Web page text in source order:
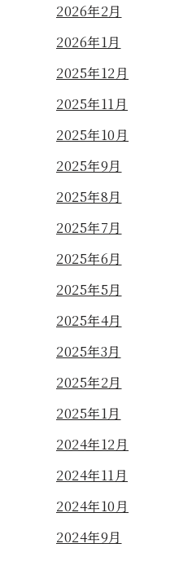
2026年2月
2026年1月
2025年12月
2025年11月
2025年10月
2025年9月
2025年8月
2025年7月
2025年6月
2025年5月
2025年4月
2025年3月
2025年2月
2025年1月
2024年12月
2024年11月
2024年10月
2024年9月